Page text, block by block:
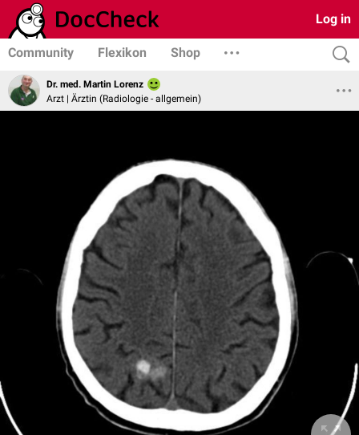
Log in
Community Flexikon Shop
Dr. med. Martin Lorenz
Arzt | Ärztin (Radiologie - allgemein)